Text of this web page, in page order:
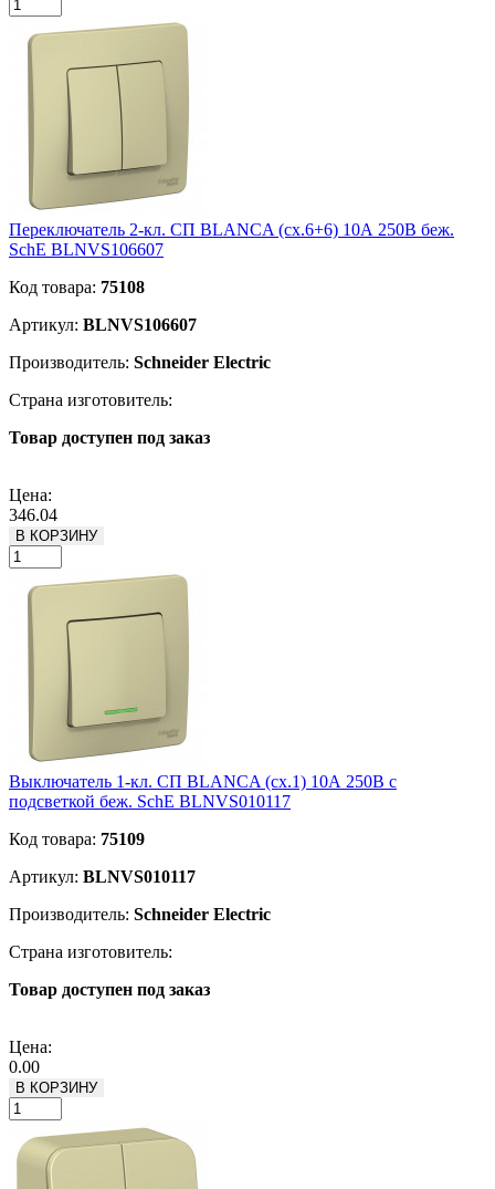
Переключатель 2-кл. СП BLANCA (сх.6+6) 10А 250В беж.
SchE BLNVS106607
Код товара: 75108
Артикул: BLNVS106607
Производитель: Schneider Electric
Страна изготовитель:
Товар доступен под заказ
Цена:
346.04
В КОРЗИНУ
Выключатель 1-кл. СП BLANCA (сх.1) 10А 250В с
подсветкой беж. SchE BLNVS010117
Код товара: 75109
Артикул: BLNVS010117
Производитель: Schneider Electric
Страна изготовитель:
Товар доступен под заказ
Цена:
0.00
В КОРЗИНУ